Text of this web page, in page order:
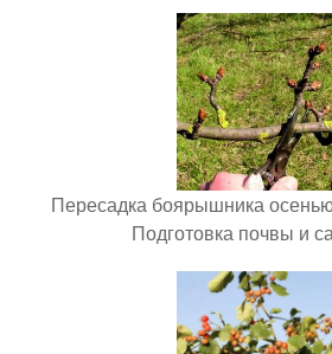
Пересадка боярышника
Подготовка почвы и